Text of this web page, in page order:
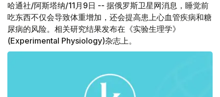
哈通社/阿斯塔纳/11月9日 -- 据俄罗斯卫星网消息，睡觉前
吃东西不仅会导致体重增加，还会提高患上心血管疾病和糖
尿病的风险。相关研究结果发布在《实验生理学》
(Experimental Physiology)杂志上。